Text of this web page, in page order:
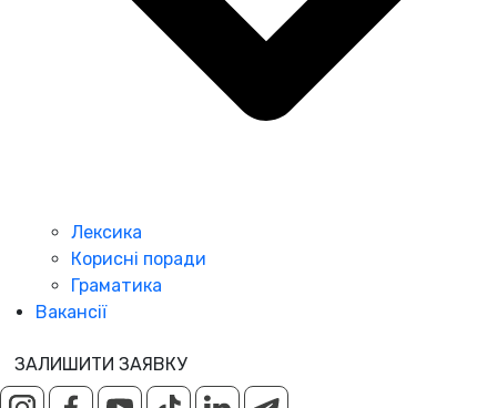
Лексика
Корисні поради
Граматика
Вакансії
ЗАЛИШИТИ ЗАЯВКУ